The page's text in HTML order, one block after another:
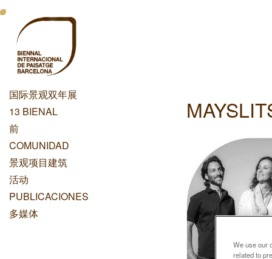
跳
Menu
Principal
国际景观双年展
13 BIENAL
前
COMUNIDAD
景观项目建筑
活动
PUBLICACIONES
多媒体
We use our
related to